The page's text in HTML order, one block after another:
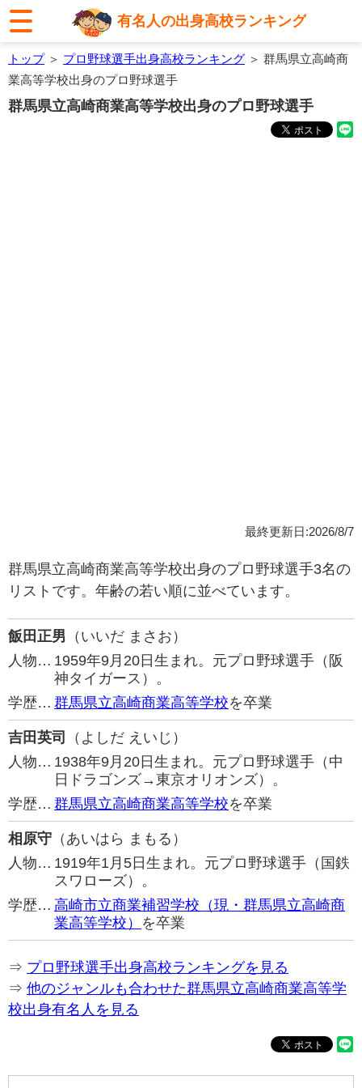
有名人の出身高校ランキング
トップ＞ プロ野球選手出身高校ランキング ＞ 群馬県立高崎商
業高等学校出身のプロ野球選手
群馬県立高崎商業高等学校出身のプロ野球選手
最終更新日:2026/8/7
群馬県立高崎商業高等学校出身のプロ野球選手3名の
リストです。年齢の若い順に並べています。
飯田正男 （いいだ まさお）
人物… 1959年9月20日生まれ。元プロ野球選手（阪
神タイガース）。
学歴… 群馬県立高崎商業高等学校を卒業
吉田英司
（よしだ えいじ）
人物… 1938年9月20日生まれ。元プロ野球選手（中
日ドラゴンズ→東京オリオンズ）。
学歴… 群馬県立高崎商業高等学校を卒業
相原守 （あいはら まもる）
人物… 1919年1月5日生まれ。元プロ野球選手（国鉄
スワローズ）。
学歴… 高崎市立商業補習学校（現・群馬県立高崎商
業高等学校） を卒業
⇒ プロ野球選手出身高校ランキングを見る
⇒ 他のジャンルも合わせた群馬県立高崎商業高等学
校出身有名人を見る